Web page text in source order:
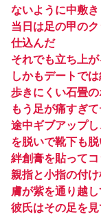
ないように中敷き
当日は足の甲の
仕込んだ
それでも立ち上
しかもデートで
歩きにくい石畳
もう足が痛すぎ
途中ギブアップ
を脱いで靴下も
絆創膏を貼ってコ
親指と小指の付
膚が紫を通り越
彼氏はその足を